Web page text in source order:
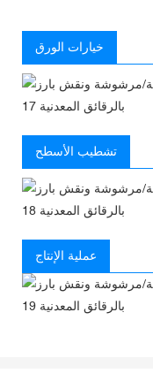
خيارات الورق
تشطيب الأسطح
عملية الإنتاج